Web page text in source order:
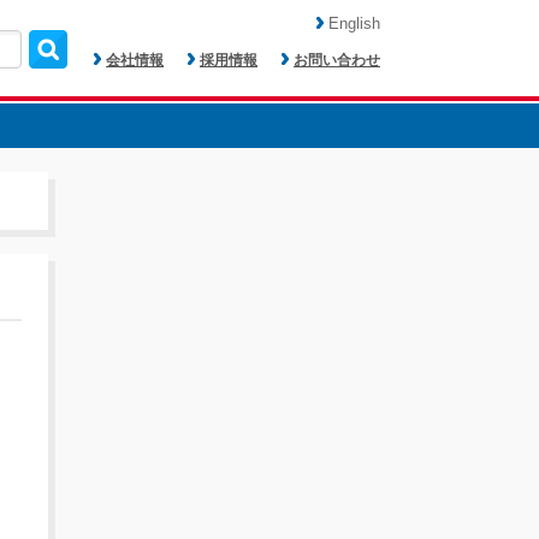
会社情報 採用情報 お問い合わせ
English